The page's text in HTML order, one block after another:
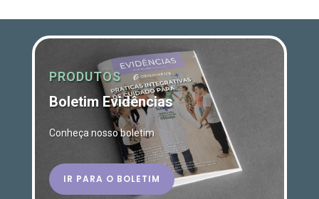
PRODUTOS
Boletim Evidências
Conheça nosso boletim
IR PARA O BOLETIM